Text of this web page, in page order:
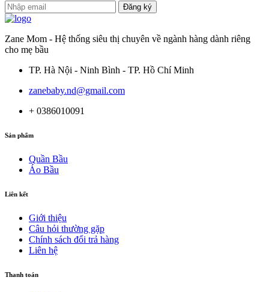
Đăng ký
Zane Mom - Hệ thống siêu thị chuyên về ngành hàng dành riêng
cho mẹ bầu
TP. Hà Nội - Ninh Bình - TP. Hồ Chí Minh
zanebaby.nd@gmail.com
+ 0386010091
Sản phẩm
Quần Bầu
Áo Bầu
Liên kết
Giới thiệu
Câu hỏi thường gặp
Chính sách đổi trả hàng
Liên hệ
Thanh toán